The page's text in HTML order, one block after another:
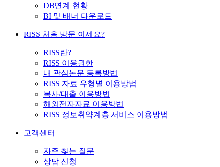
DB연계 현황
BI 및 배너 다운로드
RISS 처음 방문 이세요?
RISS란?
RISS 이용권한
내 관심논문 등록방법
RISS 자료 유형별 이용방법
복사/대출 이용방법
해외전자자료 이용방법
RISS 정보취약계층 서비스 이용방법
고객센터
자주 찾는 질문
상담 신청